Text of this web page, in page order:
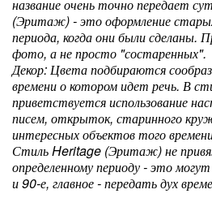
название очень точно передает
(Эритаж) - это оформление
периода, когда они были сделаны.
фото, а не просто "состаренных".
Декор: Цвета подбираются
времени о котором идет речь. В
приветствуется использование
писем, открыток, старинного
интересных объектов того
Стиль Heritage (Эритаж) не
определенному периоду - это
и 90-е, главное - передать дух